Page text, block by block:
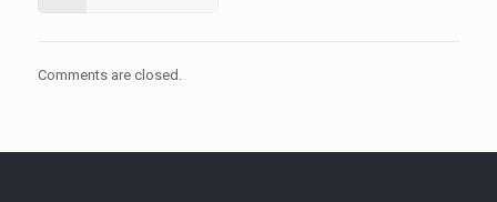
Comments are closed.